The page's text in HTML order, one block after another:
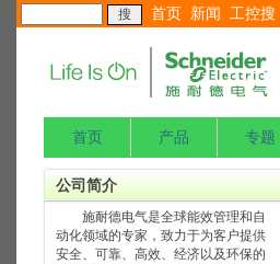
首页 新闻 工控搜
首页 产品 专题
公司简介
施耐德电气是全球能效管理和自
动化领域的专家，致力于为客户提供
安全、可靠、高效、经济以及环保的